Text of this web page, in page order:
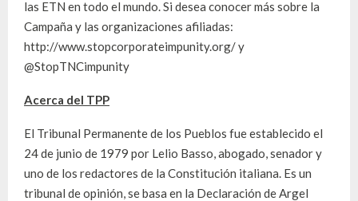
las ETN en todo el mundo. Si desea conocer más sobre la
Campaña y las organizaciones afiliadas:
http://www.stopcorporateimpunity.org/ y
@StopTNCimpunity
Acerca del TPP
El Tribunal Permanente de los Pueblos fue establecido el
24 de junio de 1979 por Lelio Basso, abogado, senador y
uno de los redactores de la Constitución italiana. Es un
tribunal de opinión, se basa en la Declaración de Argel